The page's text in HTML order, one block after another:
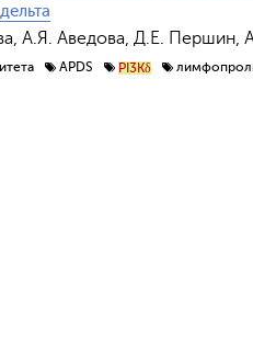
А.Я. Аведова, Д.Е.
APDS PI3Kδ